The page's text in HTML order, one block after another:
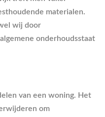
materialen.
wij door
onderhoudsstaat
van een woning. Het
om